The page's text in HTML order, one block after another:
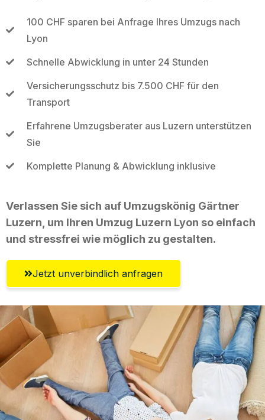
100 CHF sparen bei Anfrage Ihres Umzugs nach
Lyon
Schnelle Abwicklung in unter 24 Stunden
Versicherungsschutz bis 7.500 CHF für den
Transport
Erfahrene Umzugsberater aus Luzern unterstützen
Sie
Komplette Planung & Abwicklung inklusive
Verlassen Sie sich auf Umzugskönig Gärtner
Luzern, um Ihren Umzug Luzern Lyon so einfach
und stressfrei wie möglich zu gestalten.
Jetzt unverbindlich anfragen